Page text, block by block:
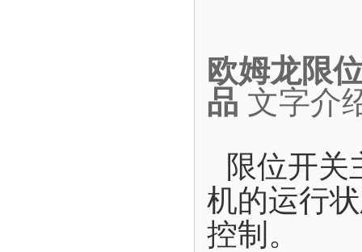
欧姆龙限
品 文字介
限位开关
机的运行
控制。